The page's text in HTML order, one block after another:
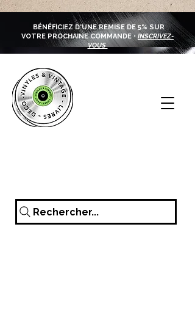
BÉNÉFICIEZ D'UNE REMISE DE 5% SUR
VOTRE PROCHAINE COMMANDE • INSCRIVEZ-
VOUS
Rechercher...